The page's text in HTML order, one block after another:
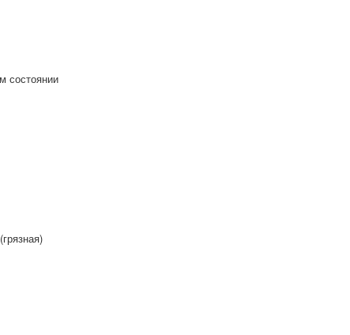
состоянии